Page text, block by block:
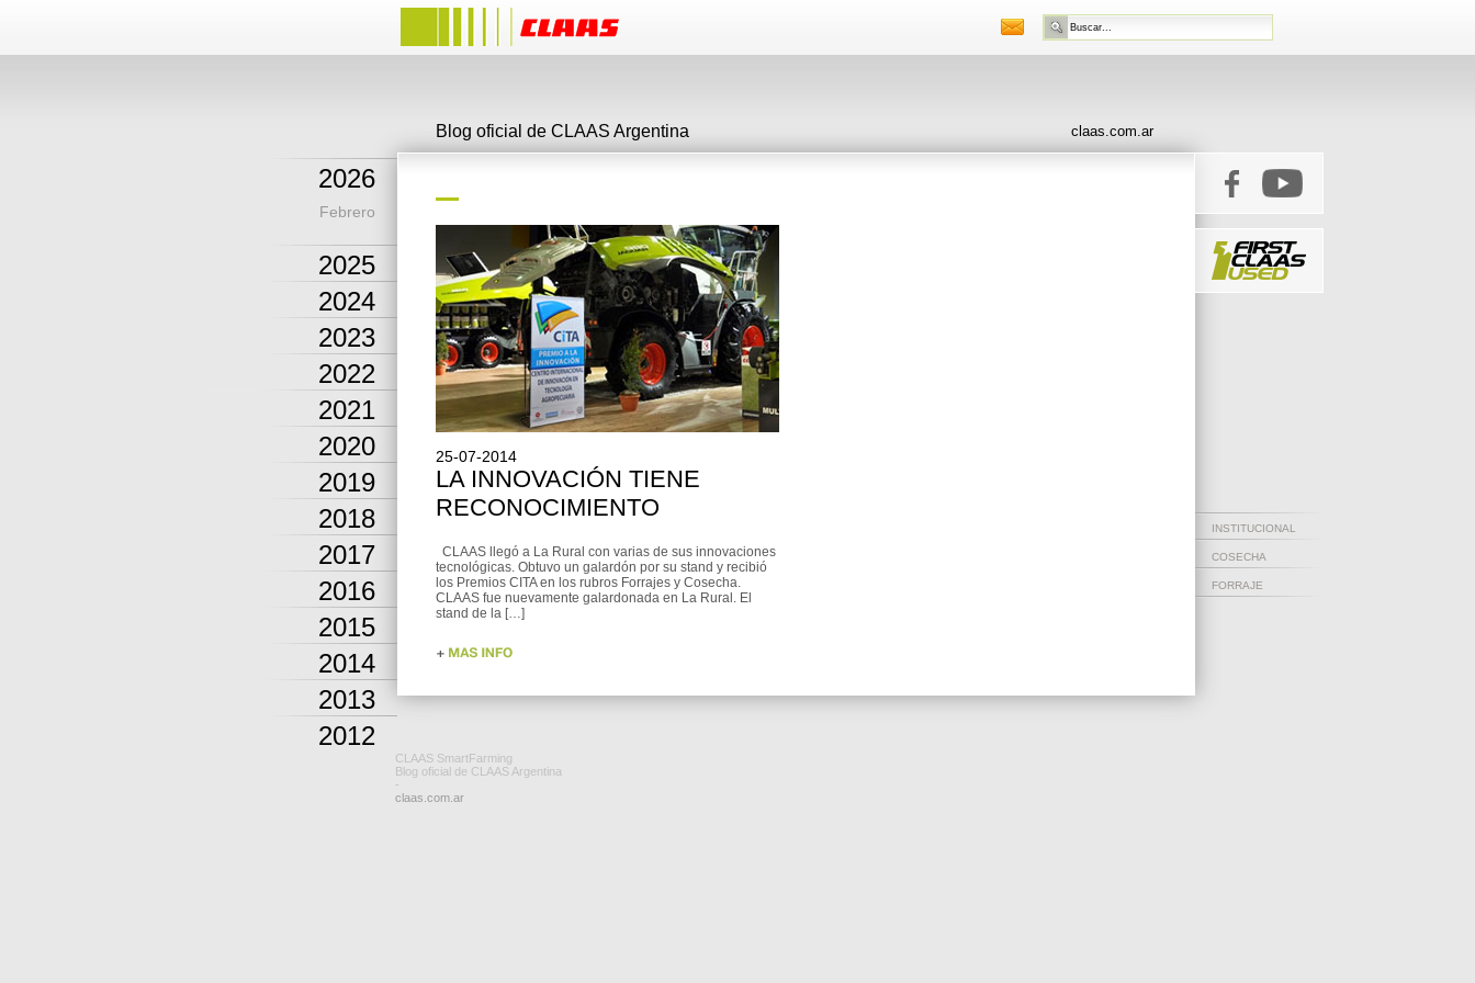
2026
Febrero
2025
2024
2023
2022
2021
2020
2019
2018
2017
2016
2015
2014
2013
2012
Blog oficial de CLAAS Argentina claas.com.ar
25-07-2014
LA INNOVACIÓN TIENE
RECONOCIMIENTO
CLAAS llegó a La Rural con varias de sus innovaciones
tecnológicas. Obtuvo un galardón por su stand y recibió
los Premios CITA en los rubros Forrajes y Cosecha.
CLAAS fue nuevamente galardonada en La Rural. El
stand de la […]
INSTITUCIONAL
COSECHA
FORRAJE
CLAAS SmartFarming
Blog oficial de CLAAS Argentina
-
claas.com.ar